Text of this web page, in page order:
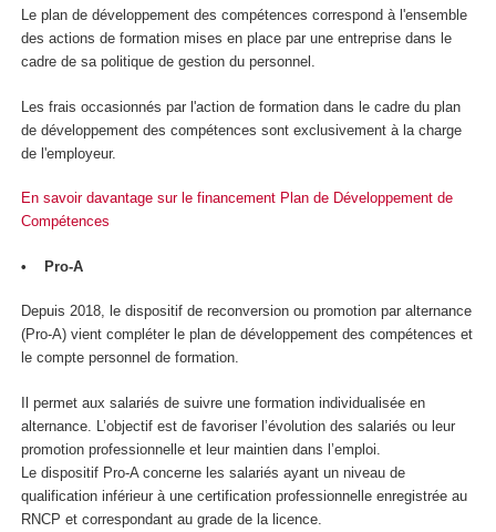
Le plan de développement des compétences correspond à l'ensemble
des actions de formation mises en place par une entreprise dans le
cadre de sa politique de gestion du personnel.
Les frais occasionnés par l'action de formation dans le cadre du plan
de développement des compétences sont exclusivement à la charge
de l'employeur.
En savoir davantage sur le financement Plan de Développement de
Compétences
• Pro-A
Depuis 2018, le dispositif de reconversion ou promotion par alternance
(Pro-A) vient compléter le plan de développement des compétences et
le compte personnel de formation.
Il permet aux salariés de suivre une formation individualisée en
alternance. L’objectif est de favoriser l’évolution des salariés ou leur
promotion professionnelle et leur maintien dans l’emploi.
Le dispositif Pro-A concerne les salariés ayant un niveau de
qualification inférieur à une certification professionnelle enregistrée au
RNCP et correspondant au grade de la licence.